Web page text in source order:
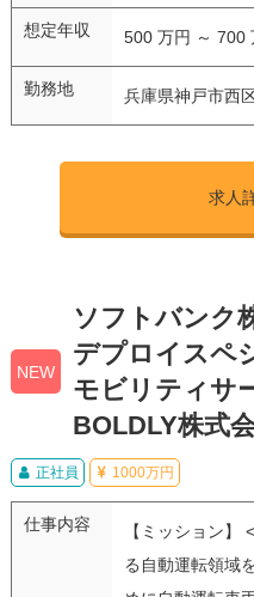
想定年収 500 万円 ～ 700
勤務地 兵庫県神戸市西
求人
NEW
ソフトバンク
デプロイスペ
モビリティサ
BOLDLY株式
正社員 1000万円
仕事内容
【ミッション】
る自動運転領域